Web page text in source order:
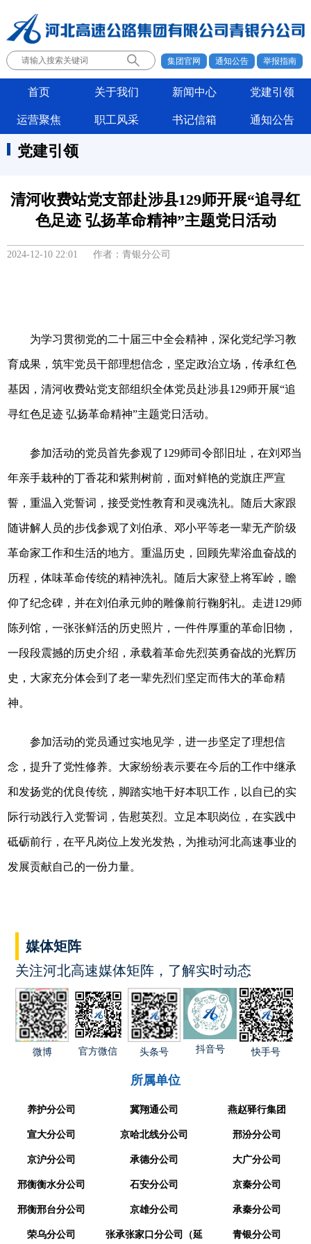
集团官网 通知公告 举报指南
首页 关于我们 新闻中心 党建引领
运营聚焦 职工风采 书记信箱 通知公告
党建引领
清河收费站党支部赴涉县129师开展“追寻红
色足迹 弘扬革命精神”主题党日活动
2024-12-10 22:01 作者：青银分公司
为学习贯彻党的二十届三中全会精神，深化党纪学习教
育成果，筑牢党员干部理想信念，坚定政治立场，传承红色
基因，清河收费站党支部组织全体党员赴涉县129师开展“追
寻红色足迹 弘扬革命精神”主题党日活动。
参加活动的党员首先参观了129师司令部旧址，在刘邓当
年亲手栽种的丁香花和紫荆树前，面对鲜艳的党旗庄严宣
誓，重温入党誓词，接受党性教育和灵魂洗礼。随后大家跟
随讲解人员的步伐参观了刘伯承、邓小平等老一辈无产阶级
革命家工作和生活的地方。重温历史，回顾先辈浴血奋战的
历程，体味革命传统的精神洗礼。随后大家登上将军岭，瞻
仰了纪念碑，并在刘伯承元帅的雕像前行鞠躬礼。走进129师
陈列馆，一张张鲜活的历史照片，一件件厚重的革命旧物，
一段段震撼的历史介绍，承载着革命先烈英勇奋战的光辉历
史，大家充分体会到了老一辈先烈们坚定而伟大的革命精
神。
参加活动的党员通过实地见学，进一步坚定了理想信
念，提升了党性修养。大家纷纷表示要在今后的工作中继承
和发扬党的优良传统，脚踏实地干好本职工作，以自已的实
际行动践行入党誓词，告慰英烈。立足本职岗位，在实践中
砥砺前行，在平凡岗位上发光发热，为推动河北高速事业的
发展贡献自己的一份力量。
媒体矩阵
关注河北高速媒体矩阵，了解实时动态
微博 官方微信 头条号 抖音号 快手号
所属单位
养护分公司 冀翔通公司 燕赵驿行集团
宣大分公司 京哈北线分公司 邢汾分公司
京沪分公司 承德分公司 大广分公司
邢衡衡水分公司 石安分公司 京秦分公司
邢衡邢台分公司 京雄分公司 承秦分公司
荣乌分公司 张承张家口分公司（延 青银分公司